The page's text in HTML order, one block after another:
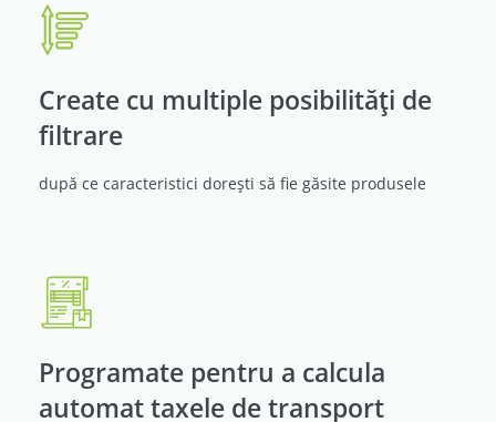
Create cu multiple posibilități de
filtrare
după ce caracteristici dorești să fie găsite produsele
Programate pentru a calcula
automat taxele de transport